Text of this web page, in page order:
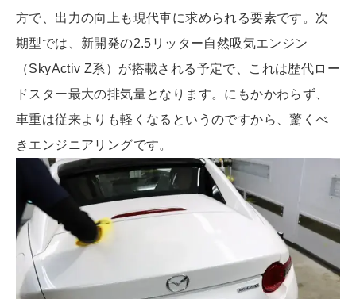
方で、出力の向上も現代車に求められる要素です。次
期型では、新開発の2.5リッター自然吸気エンジン
（SkyActiv Z系）が搭載される予定で、これは歴代ロー
ドスター最大の排気量となります。にもかかわらず、
車重は従来よりも軽くなるというのですから、驚くべ
きエンジニアリングです。